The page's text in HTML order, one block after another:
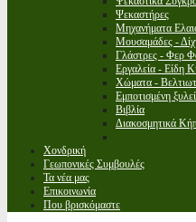
Ψεκαστήρες
Μηχανήματα
Μουσαμάδες -
Γλάστρες - Φερ
Εργαλεία - Είδη
Χώματα -
Εμποτισμένη
Βιβλία
Διακοσμητικά
Χονδρική
Γεωπονικές Συμβουλές
Τα νέα μας
Επικοινωνία
Που βρισκόμαστε